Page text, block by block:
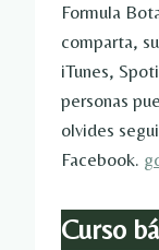
Formula
comparta,
iTunes,
personas
olvides
Facebook.
Curso